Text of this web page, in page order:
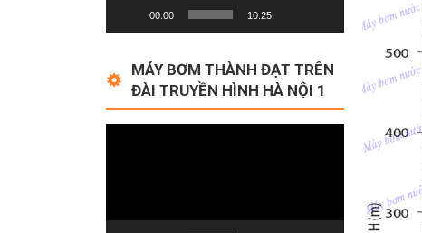
00:00 10:25
MÁY BƠM THÀNH ĐẠT TRÊN
ĐÀI TRUYỀN HÌNH HÀ NỘI 1